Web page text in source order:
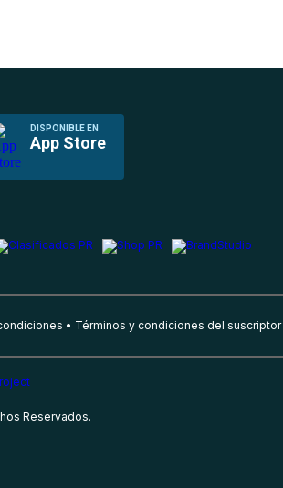
DISPONIBLE EN
App Store
Términos y condiciones del suscriptor
Reservados.